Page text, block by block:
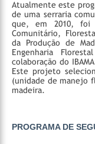
Atualmente este
de uma serraria
que, em 2010, foi
Comunitário,
da Produção de
Engenharia
colaboração do
Este projeto
(unidade de manejo
madeira.
PROGRAMA DE